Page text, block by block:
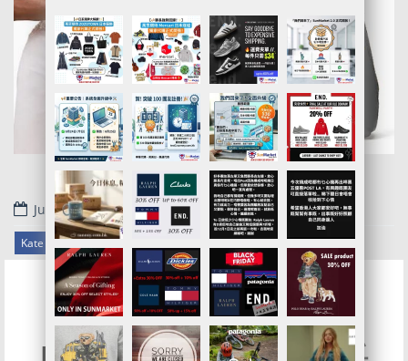
June 11, 2019
Kate Spade官網代購/代運/集運服務指南 | Sale貨品再6折優惠 .